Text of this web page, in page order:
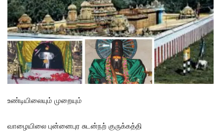
உண்டியிலையும் முறையும்
வாழையிலை புன்னைபுர சுடன்நற் குருக்கத்தி